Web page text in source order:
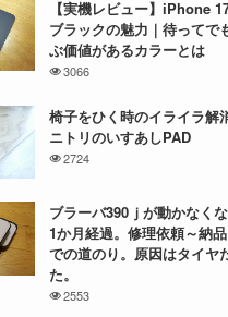
【実機レビュー】iPhone
ブラックの魅力｜待ってで
ぶ価値があるカラーとは
3066
椅子をひく時のイライラ解
ニトリのいすあしPAD
2724
ブラーバ390ｊが動かなく
1か月経過。修理依頼～納
での道のり。原因はタイヤ
た。
2553